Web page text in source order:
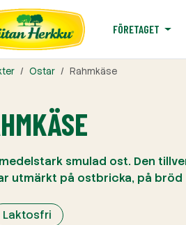
FÖRETAGET
Ostar Rahmkäse
smulad ost. Den
utmärkt på ostbricka, på
Laktosfri